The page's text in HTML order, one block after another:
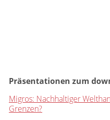
Präsentationen zum
Migros: Nachhaltiger
Grenzen?